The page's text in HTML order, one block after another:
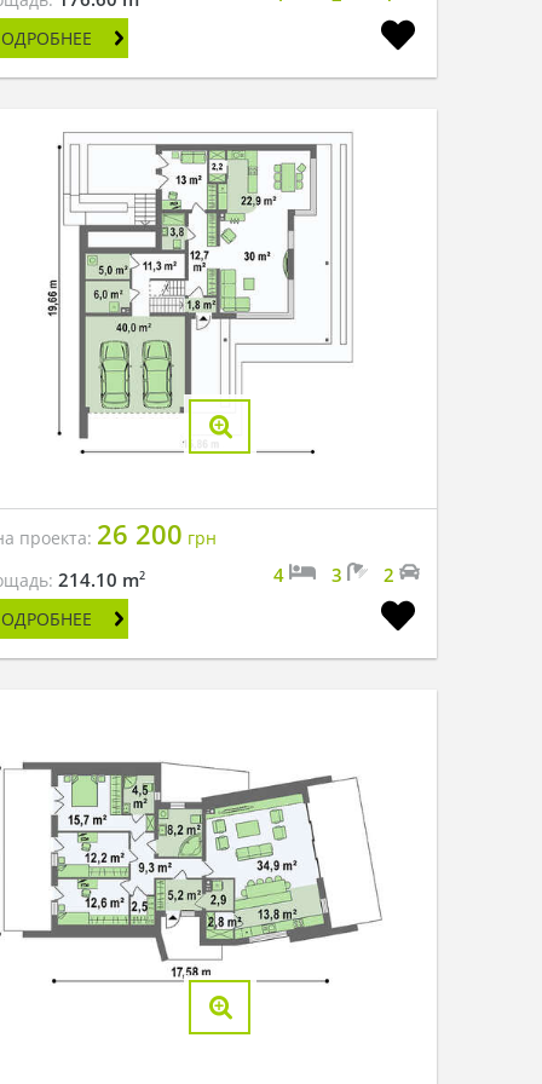
проекта: 26 200 грн
214.10 m2 4 3 2